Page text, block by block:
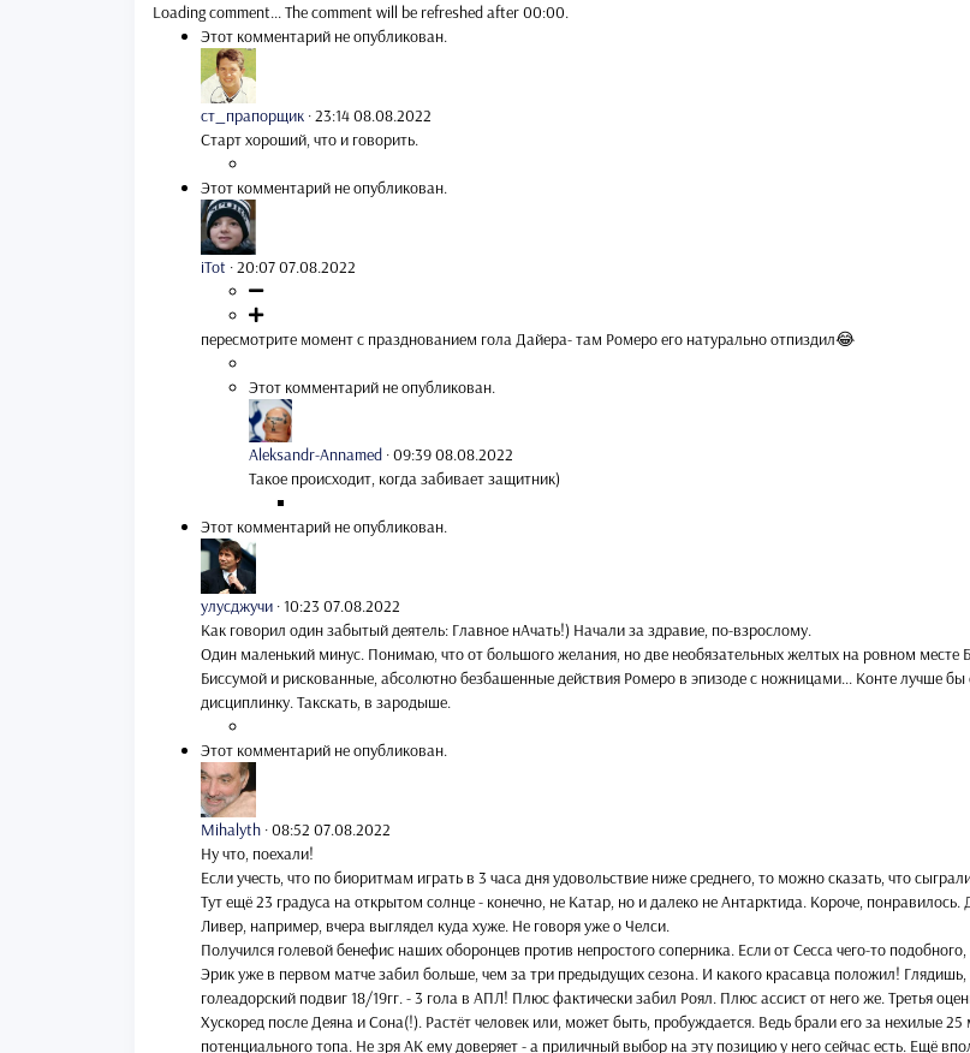
Loading comment...The comment will be refreshed after00:00.
Этот комментарий не опубликован.
ст_прапорщик ·23:14 08.08.2022
Старт хороший, что и говорить.
Этот комментарий не опубликован.
iTot ·20:07 07.08.2022
пересмотрите момент с празднованием гола Дайера- там Ромеро его натурально отпиздил😂
Этот комментарий не опубликован.
Aleksandr-Annamed ·09:39 08.08.2022
Такое происходит, когда забивает защитник)
Этот комментарий не опубликован.
улусджучи ·10:23 07.08.2022
Как говорил один забытый деятель: Главное нАчать!) Начали за здравие, по-взрослому.
Один маленький минус. Понимаю, что от большого желания, но две необязательных желтых на ровном месте
Биссумой и рискованные, абсолютно безбашенные действия Ромеро в эпизоде с ножницами... Конте лучше бы
дисциплинку. Такскать, в зародыше.
Этот комментарий не опубликован.
Mihalyth ·08:52 07.08.2022
Ну что, поехали!
Если учесть, что по биоритмам играть в 3 часа дня удовольствие ниже среднего, то можно сказать, что
Тут ещё 23 градуса на открытом солнце - конечно, не Катар, но и далеко не Антарктида. Короче, понравилось.
Ливер, например, вчера выглядел куда хуже. Не говоря уже о Челси.
Получился голевой бенефис наших оборонцев против непростого соперника. Если от Сесса чего-то
Эрик уже в первом матче забил больше, чем за три предыдущих сезона. И какого красавца положил!
голеадорский подвиг 18/19гг. - 3 гола в АПЛ! Плюс фактически забил Роял. Плюс ассист от него же. Третья
Хускоред после Деяна и Сона(!). Растёт человек или, может быть, пробуждается. Ведь брали его за нехилые 25
потенциального топа. Не зря АК ему доверяет - а приличный выбор на эту позицию у него сейчас есть. Ещё